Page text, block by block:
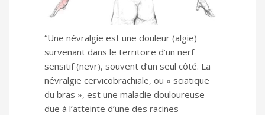
“Une névralgie est une douleur (algie)
survenant dans le territoire d’un nerf
sensitif (nevr), souvent d’un seul côté. La
névralgie cervicobrachiale, ou « sciatique
du bras », est une maladie douloureuse
due à l’atteinte d’une des racines